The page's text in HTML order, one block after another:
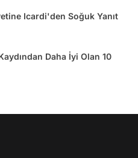
Icardi'den Soğuk Yanıt
Daha İyi Olan 10